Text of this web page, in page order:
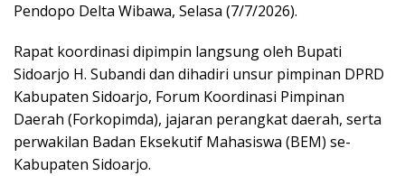
Pendopo Delta Wibawa, Selasa (7/7/2026).
Rapat koordinasi dipimpin langsung oleh Bupati
Sidoarjo H. Subandi dan dihadiri unsur pimpinan DPRD
Kabupaten Sidoarjo, Forum Koordinasi Pimpinan
Daerah (Forkopimda), jajaran perangkat daerah, serta
perwakilan Badan Eksekutif Mahasiswa (BEM) se-
Kabupaten Sidoarjo.